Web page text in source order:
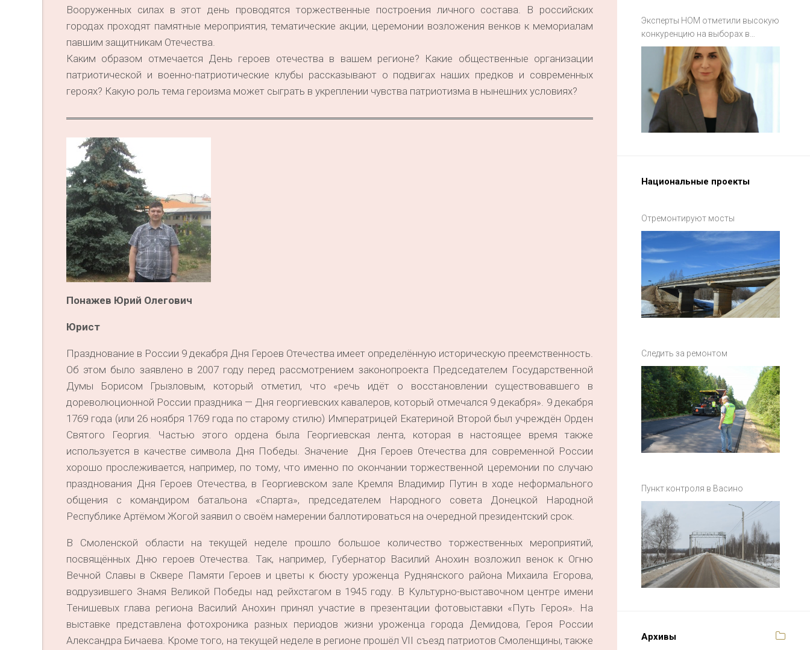
Вооруженных силах в этот день проводятся торжественные построения личного состава. В российских
городах проходят памятные мероприятия, тематические акции, церемонии возложения венков к мемориалам
павшим защитникам Отечества.
Каким образом отмечается День героев отечества в вашем регионе? Какие общественные организации
патриотической и военно-патриотические клубы рассказывают о подвигах наших предков и современных
героях? Какую роль тема героизма может сыграть в укреплении чувства патриотизма в нынешних условиях?
Понажев Юрий Олегович
Юрист
Празднование в России 9 декабря Дня Героев Отечества имеет определённую историческую преемственность.
Об этом было заявлено в 2007 году перед рассмотрением законопроекта Председателем Государственной
Думы Борисом Грызловым, который отметил, что «речь идёт о восстановлении существовавшего в
дореволюционной России праздника — Дня георгиевских кавалеров, который отмечался 9 декабря». 9 декабря
1769 года (или 26 ноября 1769 года по старому стилю) Императрицей Екатериной Второй был учреждён Орден
Святого Георгия. Частью этого ордена была Георгиевская лента, которая в настоящее время также
используется в качестве символа Дня Победы. Значение Дня Героев Отечества для современной России
хорошо прослеживается, например, по тому, что именно по окончании торжественной церемонии по случаю
празднования Дня Героев Отечества, в Георгиевском зале Кремля Владимир Путин в ходе неформального
общения с командиром батальона «Спарта», председателем Народного совета Донецкой Народной
Республике Артёмом Жогой заявил о своём намерении баллотироваться на очередной президентский срок.
В Смоленской области на текущей неделе прошло большое количество торжественных мероприятий,
посвящённых Дню героев Отечества. Так, например, Губернатор Василий Анохин возложил венок к Огню
Вечной Славы в Сквере Памяти Героев и цветы к бюсту уроженца Руднянского района Михаила Егорова,
водрузившего Знамя Великой Победы над рейхстагом в 1945 году. В Культурно-выставочном центре имени
Тенишевых глава региона Василий Анохин принял участие в презентации фотовыставки «Путь Героя». На
выставке представлена фотохроника разных периодов жизни уроженца города Демидова, Героя России
Александра Бичаева. Кроме того, на текущей неделе в регионе прошёл VII съезд патриотов Смоленщины, также
Эксперты НОМ отметили высокую
конкуренцию на выборах в
Смоленской области
Национальные проекты
Отремонтируют мосты
Следить за ремонтом
Пункт контроля в Васино
Архивы